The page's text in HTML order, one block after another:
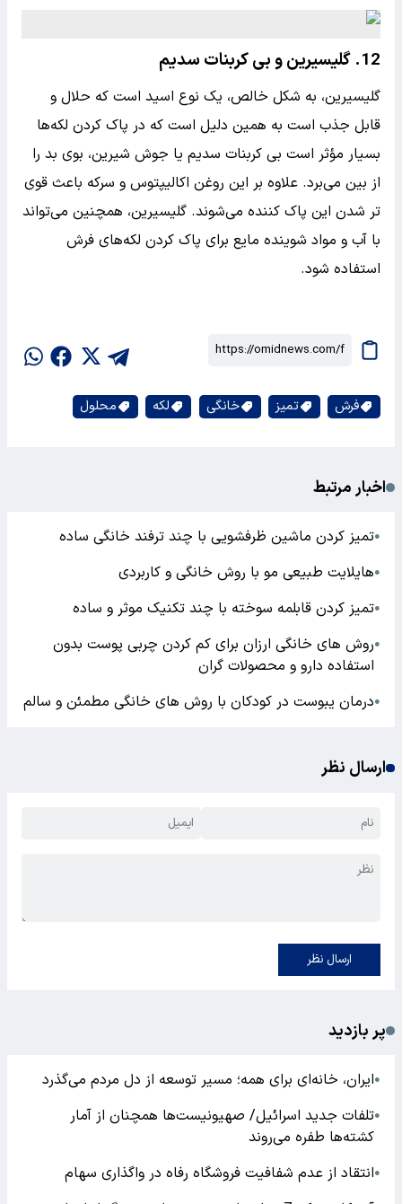
12. گلیسیرین و بی کربنات سدیم
گلیسیرین، به شکل خالص، یک نوع اسید است که حلال و
قابل جذب است به همین دلیل است که در پاک کردن لکه‌ها
بسیار مؤثر است بی کربنات سدیم یا جوش شیرین، بوی بد را
از بین می‌برد. علاوه بر این روغن اکالیپتوس و سرکه باعث قوی
تر شدن این پاک کننده می‌شوند. گلیسیرین، همچنین می‌تواند
با آب و مواد شوینده مایع برای پاک کردن لکه‌های فرش
استفاده شود.
فرش تمیز خانگی لکه محلول
اخبار مرتبط
●تمیز کردن ماشین ظرفشویی با چند ترفند خانگی ساده
●هایلایت طبیعی مو با روش خانگی و کاربردی
●تمیز کردن قابلمه سوخته با چند تکنیک موثر و ساده
●روش های خانگی ارزان برای کم کردن چربی پوست بدون
استفاده دارو و محصولات گران
●درمان یبوست در کودکان با روش های خانگی مطمئن و سالم
ارسال نظر
ارسال نظر
پر بازدید
●ایران، خانه‌ای برای همه؛ مسیر توسعه از دل مردم می‌گذرد
●تلفات جدید اسرائیل/ صهیونیست‌ها همچنان از آمار
کشته‌ها طفره می‌روند
●انتقاد از عدم شفافیت فروشگاه رفاه در واگذاری سهام